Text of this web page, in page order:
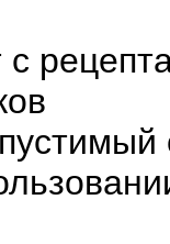
с